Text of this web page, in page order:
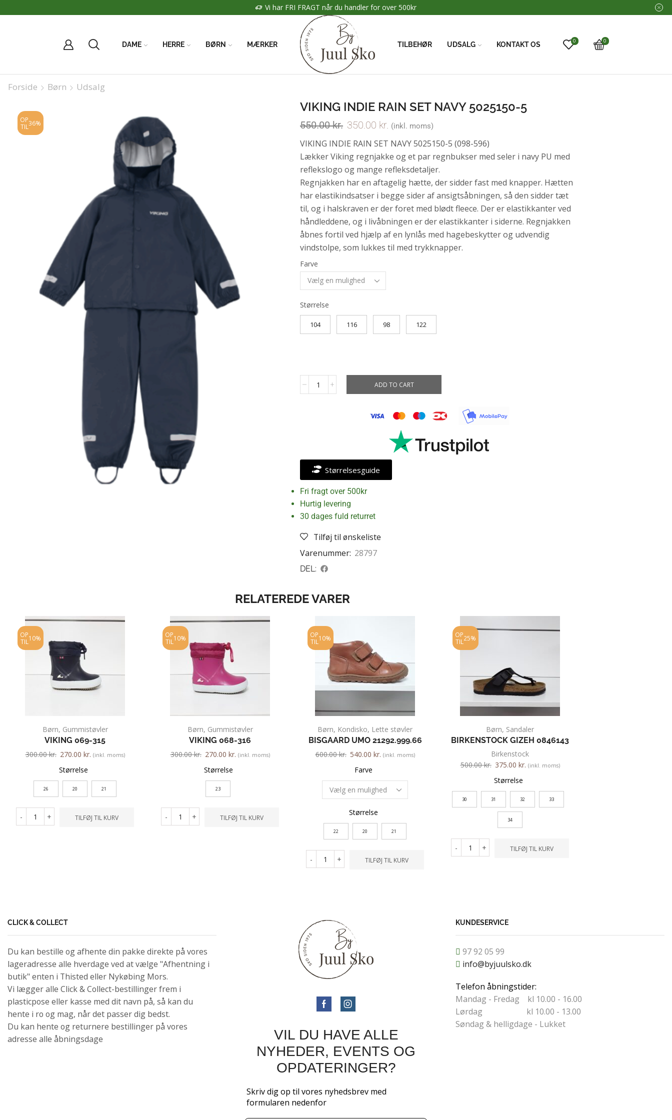
Vi har FRI FRAGT når du handler for over 500kr
DAME HERRE BØRN MÆRKER TILBEHØR UDSALG KONTAKT OS 0 0
Forside Børn Udsalg
OP
TIL 36%
VIKING INDIE RAIN SET NAVY 5025150-5
550.00kr. 350.00 kr. (inkl. moms)
VIKING INDIE RAIN SET NAVY 5025150-5 (098-596)
Lækker Viking regnjakke og et par regnbukser med seler i navy PU med
reflekslogo og mange refleksdetaljer.
Regnjakken har en aftagelig hætte, der sidder fast med knapper. Hætten
har elastikindsatser i begge sider af ansigtsåbningen, så den sidder tæt
til, og i halskraven er der foret med blødt fleece. Der er elastikkanter ved
håndleddene, og i livåbningen er der elastikkanter i siderne. Regnjakken
åbnes fortil ved hjælp af en lynlås med hagebeskytter og udvendig
vindstolpe, som lukkes til med trykknapper.
Farve
Størrelse
104 116 98 122
ADD TO CART
Størrelsesguide
Fri fragt over 500kr
Hurtig levering
30 dages fuld returret
Tilføj til ønskeliste
Varenummer: 28797
DEL:
RELATEREDE VARER
OP
TIL 10%
Børn, Gummistøvler
VIKING 069-315
300.00kr. 270.00 kr. (inkl. moms)
Størrelse
26 20 21
- + TILFØJ TIL KURV
OP
TIL 10%
Børn, Gummistøvler
VIKING 068-316
300.00kr. 270.00 kr. (inkl. moms)
Størrelse
23
- + TILFØJ TIL KURV
OP
TIL 10%
Børn, Kondisko, Lette støvler
BISGAARD UMO 21292.999.66
600.00kr. 540.00 kr. (inkl. moms)
Farve
Størrelse
22 20 21
- + TILFØJ TIL KURV
OP
TIL 25%
Børn, Sandaler
BIRKENSTOCK GIZEH 0846143
Birkenstock
500.00kr. 375.00 kr. (inkl. moms)
Størrelse
30 31 32 33
34
- + TILFØJ TIL KURV
CLICK & COLLECT
Du kan bestille og afhente din pakke direkte på vores
lageradresse alle hverdage ved at vælge "Afhentning i
butik" enten i Thisted eller Nykøbing Mors.
Vi lægger alle Click & Collect-bestillinger frem i
plasticpose eller kasse med dit navn på, så kan du
hente i ro og mag, når det passer dig bedst.
Du kan hente og returnere bestillinger på vores
adresse alle åbningsdage
VIL DU HAVE ALLE
NYHEDER, EVENTS OG
OPDATERINGER?
Skriv dig op til vores nyhedsbrev med
formularen nedenfor
KUNDESERVICE
97 92 05 99
info@byjuulsko.dk
Telefon åbningstider:
Mandag - Fredag kl 10.00 - 16.00
Lørdag kl 10.00 - 13.00
Søndag & helligdage - Lukket